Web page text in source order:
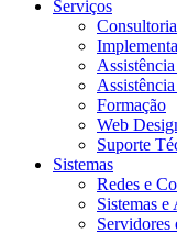
Serviços
Consultoria
Formação
Web
Suporte
Sistemas
Redes e
Sistemas e
Servidores